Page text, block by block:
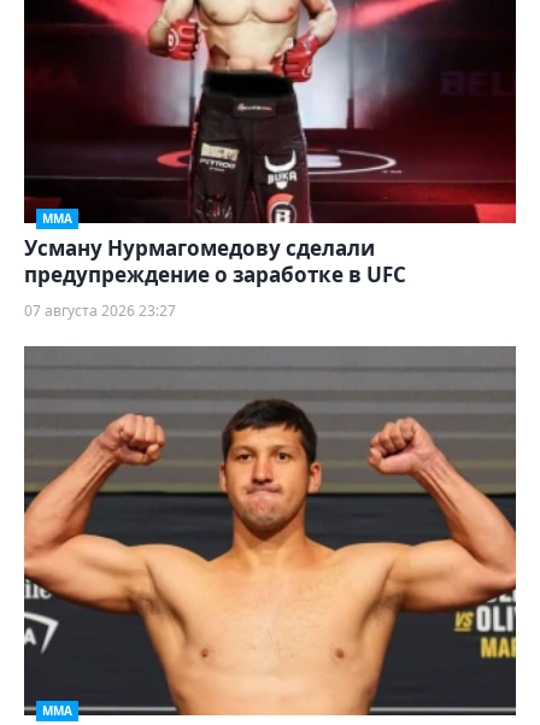
ММА
Усману Нурмагомедову сделали
предупреждение о заработке в UFC
07 августа 2026 23:27
ММА